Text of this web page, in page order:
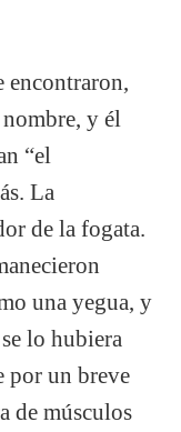
y él
“el
La
de la fogata.
una yegua, y
lo hubiera
por un breve
de músculos